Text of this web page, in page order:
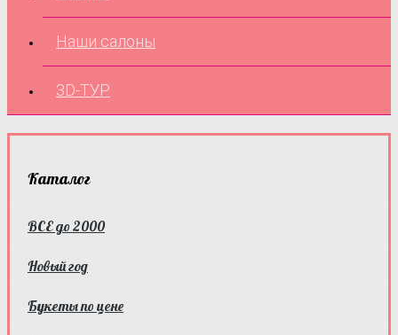
Наши салоны
3D-ТУР
Каталог
ВСЕ до 2000
Новый год
Букеты по цене